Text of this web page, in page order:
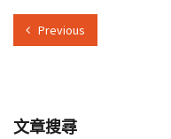
Previous
文章搜尋